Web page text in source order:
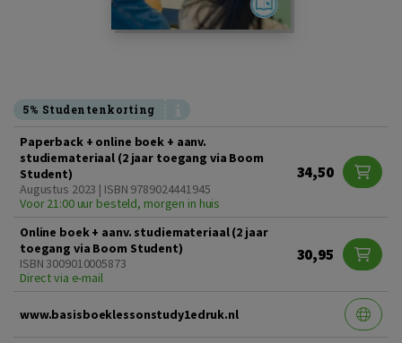
5% Studentenkorting
Paperback + online boek + aanv.
studiemateriaal (2 jaar toegang via Boom
Student)
Augustus 2023 | ISBN 9789024441945
Voor 21:00 uur besteld, morgen in huis
34,50
Online boek + aanv. studiemateriaal (2 jaar
toegang via Boom Student)
ISBN 3009010005873
Direct via e-mail
30,95
www.basisboeklessonstudy1edruk.nl